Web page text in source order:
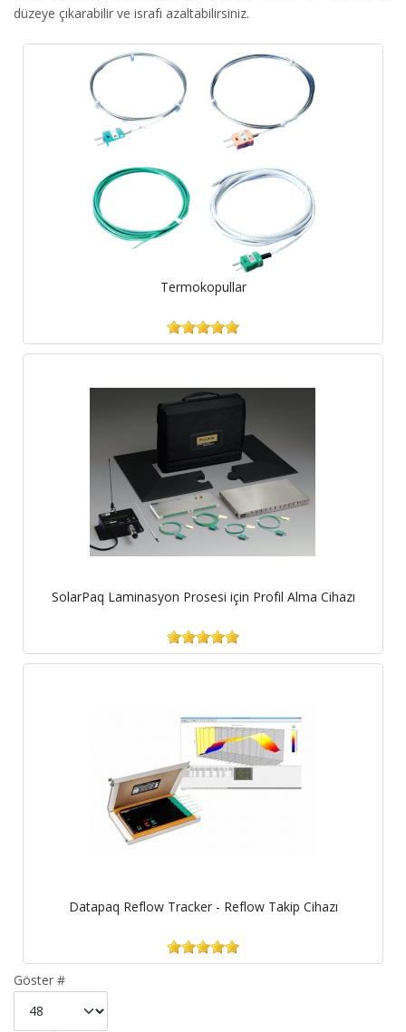
düzeye çıkarabilir ve israfı azaltabilirsiniz.
Termokopullar
SolarPaq Laminasyon Prosesi için Profil Alma Cihazı
Datapaq Reflow Tracker - Reflow Takip Cihazı
Göster #